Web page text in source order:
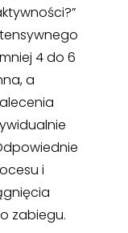
4 do 6
a
i
zabiegu.